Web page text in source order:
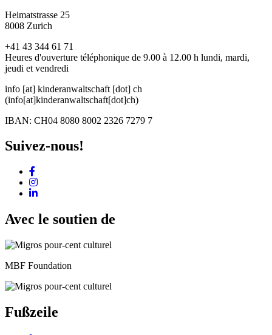
Heimatstrasse 25
8008 Zurich
+41 43 344 61 71
Heures d'ouverture téléphonique de 9.00 à 12.00 h lundi, mardi,
jeudi et vendredi
info [at] kinderanwaltschaft [dot] ch
(info[at]kinderanwaltschaft[dot]ch)
IBAN: CH04 8080 8002 2326 7279 7
Suivez-nous!
Avec le soutien de
MBF Foundation
Fußzeile